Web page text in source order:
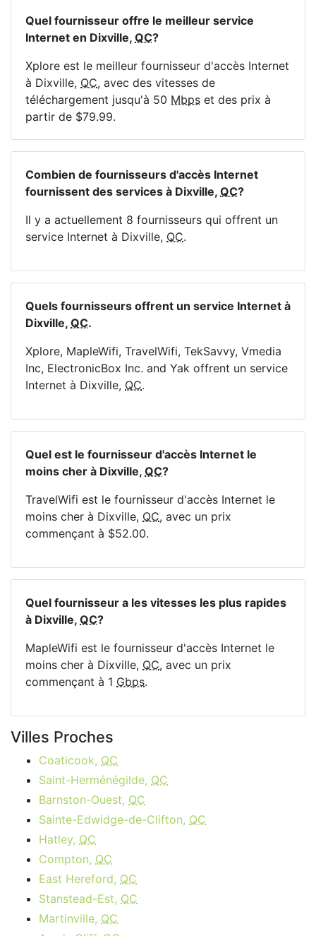
Quel fournisseur offre le meilleur service
Internet en Dixville, QC?
Xplore est le meilleur fournisseur d'accès Internet
à Dixville, QC, avec des vitesses de
téléchargement jusqu'à 50 Mbps et des prix à
partir de $79.99.
Combien de fournisseurs d'accès Internet
fournissent des services à Dixville, QC?
Il y a actuellement 8 fournisseurs qui offrent un
service Internet à Dixville, QC.
Quels fournisseurs offrent un service Internet à
Dixville, QC.
Xplore, MapleWifi, TravelWifi, TekSavvy, Vmedia
Inc, ElectronicBox Inc. and Yak offrent un service
Internet à Dixville, QC.
Quel est le fournisseur d'accès Internet le
moins cher à Dixville, QC?
TravelWifi est le fournisseur d'accès Internet le
moins cher à Dixville, QC, avec un prix
commençant à $52.00.
Quel fournisseur a les vitesses les plus rapides
à Dixville, QC?
MapleWifi est le fournisseur d'accès Internet le
moins cher à Dixville, QC, avec un prix
commençant à 1 Gbps.
Villes Proches
Coaticook, QC
Saint-Herménégilde, QC
Barnston-Ouest, QC
Sainte-Edwidge-de-Clifton, QC
Hatley, QC
Compton, QC
East Hereford, QC
Stanstead-Est, QC
Martinville, QC